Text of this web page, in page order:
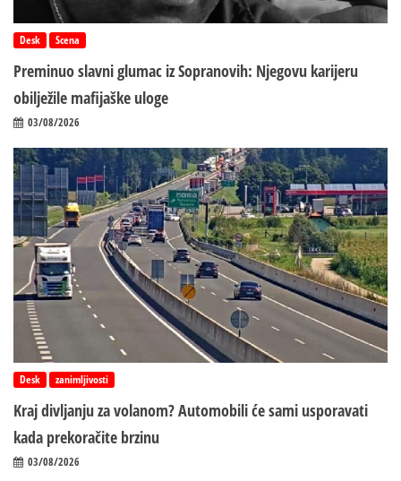
Desk Scena
Preminuo slavni glumac iz Sopranovih: Njegovu karijeru
obilježile mafijaške uloge
03/08/2026
Desk zanimljivosti
Kraj divljanju za volanom? Automobili će sami usporavati
kada prekoračite brzinu
03/08/2026